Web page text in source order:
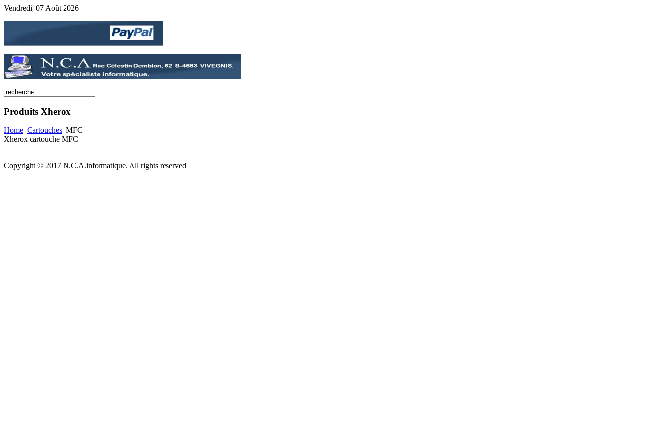
Vendredi, 07 Août 2026
Produits Xherox
Home Cartouches MFC
Xherox cartouche MFC
Copyright © 2017 N.C.A.informatique. All rights reserved